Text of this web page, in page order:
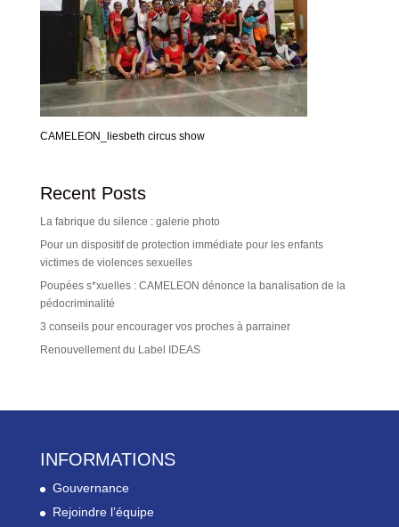
CAMELEON_liesbeth circus show
Recent Posts
La fabrique du silence : galerie photo
Pour un dispositif de protection immédiate pour les enfants
victimes de violences sexuelles
Poupées s*xuelles : CAMELEON dénonce la banalisation de la
pédocriminalité
3 conseils pour encourager vos proches à parrainer
Renouvellement du Label IDEAS
INFORMATIONS
Gouvernance
Rejoindre l’équipe